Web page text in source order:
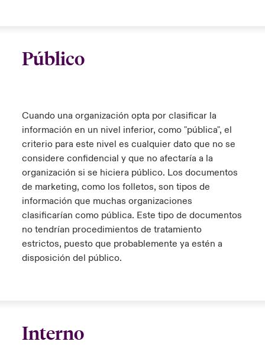
Público
Cuando una organización opta por clasificar la
información en un nivel inferior, como "pública", el
criterio para este nivel es cualquier dato que no se
considere confidencial y que no afectaría a la
organización si se hiciera público. Los documentos
de marketing, como los folletos, son tipos de
información que muchas organizaciones
clasificarían como pública. Este tipo de documentos
no tendrían procedimientos de tratamiento
estrictos, puesto que probablemente ya estén a
disposición del público.
Interno